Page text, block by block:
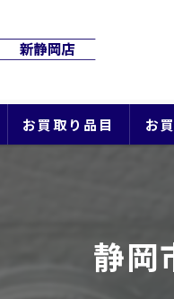
お買取り品目 お
静岡